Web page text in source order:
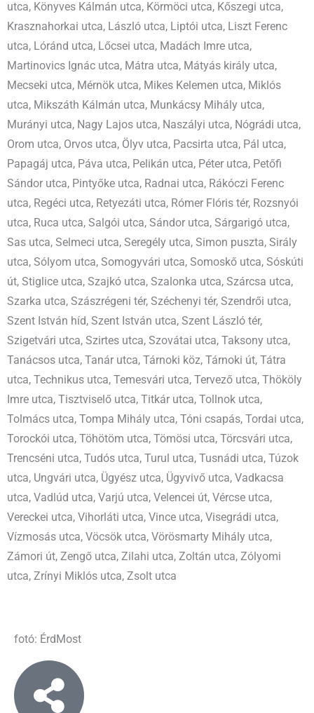
utca, Könyves Kálmán utca, Körmöci utca, Kőszegi utca,
Krasznahorkai utca, László utca, Liptói utca, Liszt Ferenc
utca, Lóránd utca, Lőcsei utca, Madách Imre utca,
Martinovics Ignác utca, Mátra utca, Mátyás király utca,
Mecseki utca, Mérnök utca, Mikes Kelemen utca, Miklós
utca, Mikszáth Kálmán utca, Munkácsy Mihály utca,
Murányi utca, Nagy Lajos utca, Naszályi utca, Nógrádi utca,
Orom utca, Orvos utca, Ölyv utca, Pacsirta utca, Pál utca,
Papagáj utca, Páva utca, Pelikán utca, Péter utca, Petőfi
Sándor utca, Pintyőke utca, Radnai utca, Rákóczi Ferenc
utca, Regéci utca, Retyezáti utca, Rómer Flóris tér, Rozsnyói
utca, Ruca utca, Salgói utca, Sándor utca, Sárgarigó utca,
Sas utca, Selmeci utca, Seregély utca, Simon puszta, Sirály
utca, Sólyom utca, Somogyvári utca, Somoskő utca, Sóskúti
út, Stiglice utca, Szajkó utca, Szalonka utca, Szárcsa utca,
Szarka utca, Szászrégeni tér, Széchenyi tér, Szendrői utca,
Szent István híd, Szent István utca, Szent László tér,
Szigetvári utca, Szirtes utca, Szovátai utca, Taksony utca,
Tanácsos utca, Tanár utca, Tárnoki köz, Tárnoki út, Tátra
utca, Technikus utca, Temesvári utca, Tervező utca, Thököly
Imre utca, Tisztviselő utca, Titkár utca, Tollnok utca,
Tolmács utca, Tompa Mihály utca, Tóni csapás, Tordai utca,
Torockói utca, Töhötöm utca, Tömösi utca, Törcsvári utca,
Trencséni utca, Tudós utca, Turul utca, Tusnádi utca, Túzok
utca, Ungvári utca, Ügyész utca, Ügyvivő utca, Vadkacsa
utca, Vadlúd utca, Varjú utca, Velencei út, Vércse utca,
Vereckei utca, Vihorláti utca, Vince utca, Visegrádi utca,
Vízmosás utca, Vöcsök utca, Vörösmarty Mihály utca,
Zámori út, Zengő utca, Zilahi utca, Zoltán utca, Zólyomi
utca, Zrínyi Miklós utca, Zsolt utca
fotó: ÉrdMost